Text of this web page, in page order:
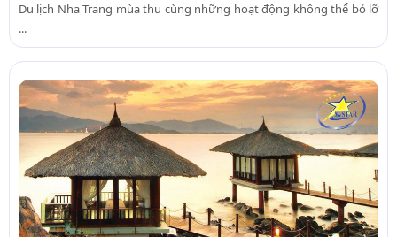
Du lịch Nha Trang mùa thu cùng những hoạt động không thể bỏ lỡ
...